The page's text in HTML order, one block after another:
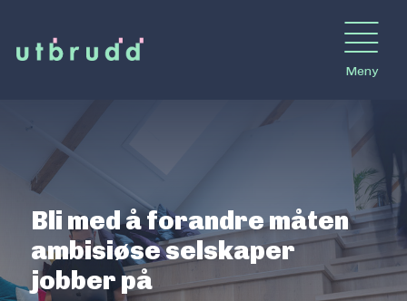
Meny
Bli med å forandre måten
ambisiøse selskaper
jobber på